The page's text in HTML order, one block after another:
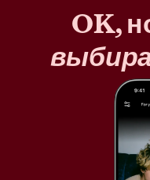
OK,